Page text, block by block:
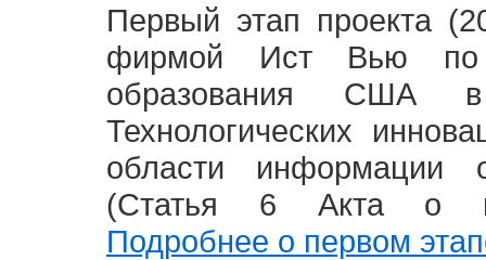
Первый этап проекта
фирмой Ист Вью по
образования США
Технологических
области информации
(Статья 6 Акта о
Подробнее о первом